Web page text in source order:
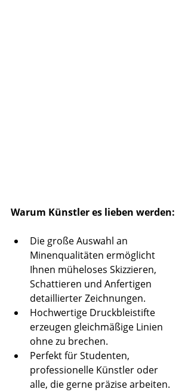
Warum Künstler es lieben werden:
Die große Auswahl an
Minenqualitäten ermöglicht
Ihnen müheloses Skizzieren,
Schattieren und Anfertigen
detaillierter Zeichnungen.
Hochwertige Druckbleistifte
erzeugen gleichmäßige Linien
ohne zu brechen.
Perfekt für Studenten,
professionelle Künstler oder
alle, die gerne präzise arbeiten.